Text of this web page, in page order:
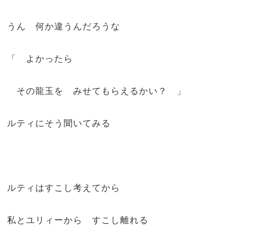
うん 何か違うんだろうな
「 よかったら
その龍玉を みせてもらえるかい？ 」
ルティにそう聞いてみる
ルティはすこし考えてから
私とユリィーから すこし離れる